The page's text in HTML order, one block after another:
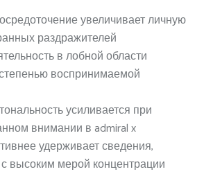
увеличивает личную
раздражителей
в лобной области
воспринимаемой
усиливается при
внимании в admiral x
удерживает сведения,
высоким мерой концентрации